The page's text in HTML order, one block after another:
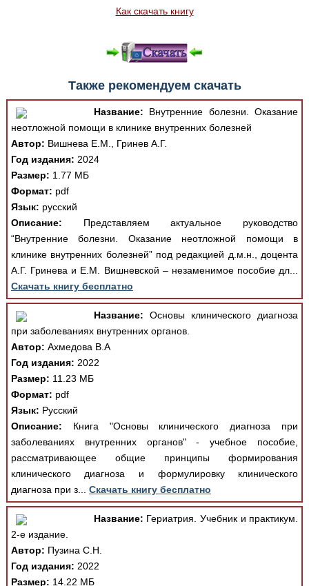
Как скачать книгу
Также рекомендуем скачать
Название: Внутренние болезни. Оказание
неотложной помощи в клинике внутренних болезней
Автор: Вишнева Е.М., Гринев А.Г.
Год издания: 2024
Размер: 1.77 МБ
Формат: pdf
Язык: русский
Описание: Представляем актуальное руководство
“Внутренние болезни. Оказание неотложной помощи в
клинике внутренних болезней” под редакцией д.м.н., доцента
А.Г. Гринева и Е.М. Вишневской – незаменимое пособие дл...
Скачать книгу бесплатно
Название: Основы клинического диагноза
при заболеваниях внутренних органов.
Автор: Ахмедова В.А
Год издания: 2022
Размер: 11.23 МБ
Формат: pdf
Язык: Русский
Описание: Книга "Основы клинического диагноза при
заболеваниях внутренних органов" - учебное пособие,
рассматривающее общие принципы формирования
клинического диагноза и формулировку клинического
диагноза при з... Скачать книгу бесплатно
Название: Гериатрия. Учебник и практикум.
2-е издание.
Автор: Пузина С.Н.
Год издания: 2022
Размер: 14.22 МБ